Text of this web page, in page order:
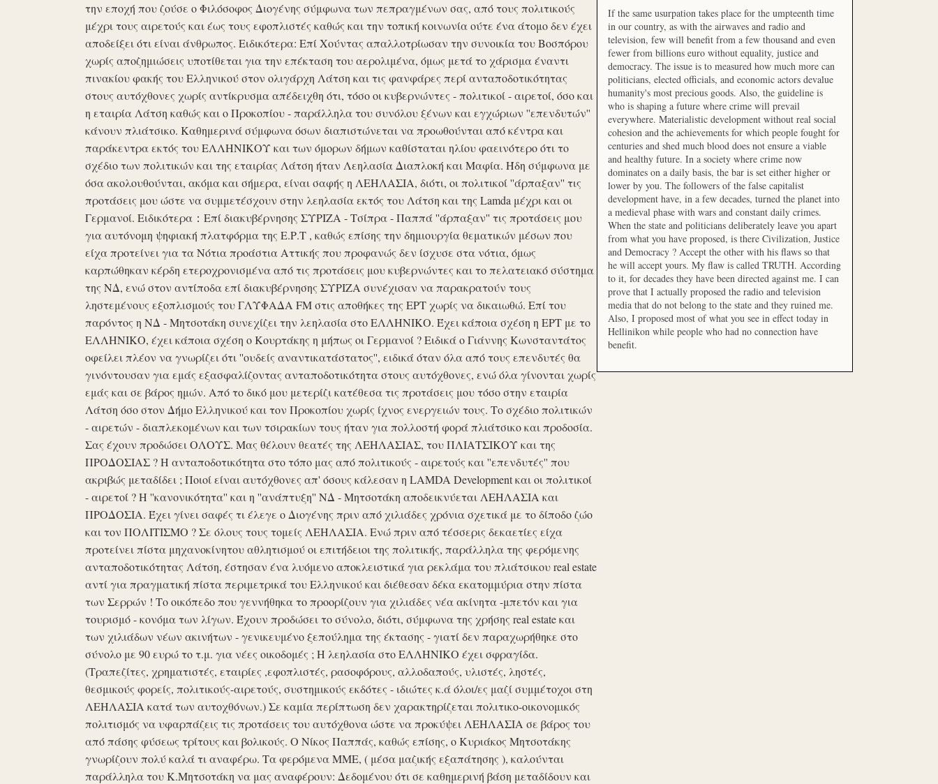
την εποχή που ζούσε ο Φιλόσοφος Διογένης σύμφωνα των πεπραγμένων σας, από τους πολιτικούς
μέχρι τους αιρετούς και έως τους εφοπλιστές καθώς και την τοπική κοινωνία ούτε ένα άτομο δεν έχει
αποδείξει ότι είναι άνθρωπος. Ειδικότερα: Επί Χούντας απαλλοτρίωσαν την συνοικία του Βοσπόρου
χωρίς αποζημιώσεις υποτίθεται για την επέκταση του αερολιμένα, όμως μετά το χάρισμα έναντι
πινακίου φακής του Ελληνικού στον ολιγάρχη Λάτση και τις φανφάρες περί ανταποδοτικότητας
στους αυτόχθονες χωρίς αντίκρυσμα απέδειχθη ότι, τόσο οι κυβερνώντες - πολιτικοί - αιρετοί, όσο και
η εταιρία Λάτση καθώς και ο Προκοπίου - παράλληλα του συνόλου ξένων και εγχώριων ''επενδυτών''
κάνουν πλιάτσικο. Καθημερινά σύμφωνα όσων διαπιστώνεται να προωθούνται από κέντρα και
παράκεντρα εκτός του ΕΛΛΗΝΙΚΟΥ και των όμορων δήμων καθίσταται ηλίου φαεινότερο ότι το
σχέδιο των πολιτικών και της εταιρίας Λάτση ήταν Λεηλασία Διαπλοκή και Μαφία. Ήδη σύμφωνα με
όσα ακολουθούνται, ακόμα και σήμερα, είναι σαφής η ΛΕΗΛΑΣΙΑ, διότι, οι πολιτικοί ''άρπαξαν'' τις
προτάσεις μου ώστε να συμμετέσχουν στην λεηλασία εκτός του Λάτση και της Lamda μέχρι και οι
Γερμανοί. Ειδικότερα：Επί διακυβέρνησης ΣΥΡΙΖΑ - Τσίπρα - Παππά ''άρπαξαν'' τις προτάσεις μου
για αυτόνομη ψηφιακή πλατφόρμα της Ε.Ρ.Τ , καθώς επίσης την δημιουργία θεματικών μέσων που
είχα προτείνει για τα Νότια προάστια Αττικής που προφανώς δεν ίσχυσε στα νότια, όμως
καρπώθηκαν κέρδη ετεροχρονισμένα από τις προτάσεις μου κυβερνώντες και το πελατειακό σύστημα
της ΝΔ, ενώ στον αντίποδα επί διακυβέρνησης ΣΥΡΙΖΑ συνέχισαν να παρακρατούν τους
ληστεμένους εξοπλισμούς του ΓΛΥΦΑΔΑ FM στις αποθήκες της ΕΡΤ χωρίς να δικαιωθώ. Επί του
παρόντος η ΝΔ - Μητσοτάκη συνεχίζει την λεηλασία στο ΕΛΛΗΝΙΚΟ. Έχει κάποια σχέση η ΕΡΤ με το
ΕΛΛΗΝΙΚΟ, έχει κάποια σχέση ο Κουρτάκης η μήπως οι Γερμανοί ? Ειδικά ο Γιάννης Κωνσταντάτος
οφείλει πλέον να γνωρίζει ότι ''ουδείς αναντικατάστατος'', ειδικά όταν όλα από τους επενδυτές θα
γινόντουσαν για εμάς εξασφαλίζοντας ανταποδοτικότητα στους αυτόχθονες, ενώ όλα γίνονται χωρίς
εμάς και σε βάρος ημών. Από το δικό μου μετερίζι κατέθεσα τις προτάσεις μου τόσο στην εταιρία
Λάτση όσο στον Δήμο Ελληνικού και τον Προκοπίου χωρίς ίχνος ενεργειών τους. Το σχέδιο πολιτικών
- αιρετών - διαπλεκομένων και των τσιρακίων τους ήταν για πολλοστή φορά πλιάτσικο και προδοσία.
Σας έχουν προδώσει ΟΛΟΥΣ. Μας θέλουν θεατές της ΛΕΗΛΑΣΙΑΣ, του ΠΛΙΑΤΣΙΚΟΥ και της
ΠΡΟΔΟΣΙΑΣ ? Η ανταποδοτικότητα στο τόπο μας από πολιτικούς - αιρετούς και ''επενδυτές'' που
ακριβώς μεταδίδει ; Ποιοί είναι αυτόχθονες απ' όσους κάλεσαν η LAMDA Development και οι πολιτικοί
- αιρετοί ? Η ''κανονικότητα'' και η ''ανάπτυξη'' ΝΔ - Μητσοτάκη αποδεικνύεται ΛΕΗΛΑΣΙΑ και
ΠΡΟΔΟΣΙΑ. Έχει γίνει σαφές τι έλεγε ο Διογένης πριν από χιλιάδες χρόνια σχετικά με το δίποδο ζώο
και τον ΠΟΛΙΤΙΣΜΟ ? Σε όλους τους τομείς ΛΕΗΛΑΣΙΑ. Ενώ πριν από τέσσερις δεκαετίες είχα
προτείνει πίστα μηχανοκίνητου αθλητισμού οι επιτήδειοι της πολιτικής, παράλληλα της φερόμενης
ανταποδοτικότητας Λάτση, έστησαν ένα λυόμενο αποκλειστικά για ρεκλάμα του πλιάτσικου real estate
αντί για πραγματική πίστα περιμετρικά του Ελληνικού και διέθεσαν δέκα εκατομμύρια στην πίστα
των Σερρών ! Το οικόπεδο που γεννήθηκα το προορίζουν για χιλιάδες νέα ακίνητα -μπετόν και για
τουρισμό - κονόμα των λίγων. Έχουν προδώσει το σύνολο, διότι, σύμφωνα της χρήσης real estate και
των χιλιάδων νέων ακινήτων - γενικευμένο ξεπούλημα της έκτασης - γιατί δεν παραχωρήθηκε στο
σύνολο με 90 ευρώ το τ.μ. για νέες οικοδομές ; Η λεηλασία στο ΕΛΛΗΝΙΚΟ έχει σφραγίδα.
(Τραπεζίτες, χρηματιστές, εταιρίες ,εφοπλιστές, ρασοφόρους, αλλοδαπούς, υλιστές, ληστές,
θεσμικούς φορείς, πολιτικούς-αιρετούς, συστημικούς εκδότες - ιδιώτες κ.ά όλοι/ες μαζί συμμέτοχοι στη
ΛΕΗΛΑΣΙΑ κατά των αυτοχθόνων.) Σε καμία περίπτωση δεν χαρακτηρίζεται πολιτικο-οικονομικός
πολιτισμός να υφαρπάζεις τις προτάσεις του αυτόχθονα ώστε να προκύψει ΛΕΗΛΑΣΙΑ σε βάρος του
από πάσης φύσεως τρίτους και βολικούς. Ο Νίκος Παππάς, καθώς επίσης, ο Κυριάκος Μητσοτάκης
γνωρίζουν πολύ καλά τι αναφέρω. Τα φερόμενα ΜΜΕ, ( μέσα μαζικής εξαπάτησης ), καλούνται
παράλληλα του Κ.Μητσοτάκη να μας αναφέρουν: Δεδομένου ότι σε καθημερινή βάση μεταδίδουν και
If the same usurpation takes place for the umpteenth time
in our country, as with the airwaves and radio and
television, few will benefit from a few thousand and even
fewer from billions euro without equality, justice and
democracy. The issue is to measured how much more can
politicians, elected officials, and economic actors devalue
humanity's most precious goods. Also, the guideline is
who is shaping a future where crime will prevail
everywhere. Materialistic development without real social
cohesion and the achievements for which people fought for
centuries and shed much blood does not ensure a viable
and healthy future. In a society where crime now
dominates on a daily basis, the bar is set either higher or
lower by you. The followers of the false capitalist
development have, in a few decades, turned the planet into
a medieval phase with wars and constant daily crimes.
When the state and politicians deliberately leave you apart
from what you have proposed, is there Civilization, Justice
and Democracy ? Accept the other with his flaws so that
he will accept yours. My flaw is called TRUTH. According
to it, for decades they have been directed against me. I can
prove that I actually proposed the radio and television
media that do not belong to the state and they ruined me.
Also, I proposed most of what you see in effect today in
Hellinikon while people who had no connection have
benefit.